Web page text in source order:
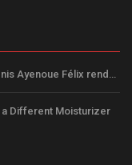
Ayenoue Félix rend…
a Different Moisturizer